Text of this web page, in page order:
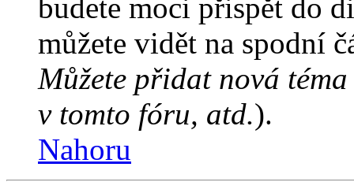
budete moci přispět do
můžete vidět na spodní
Můžete přidat nová
v tomto fóru, atd.).
Nahoru